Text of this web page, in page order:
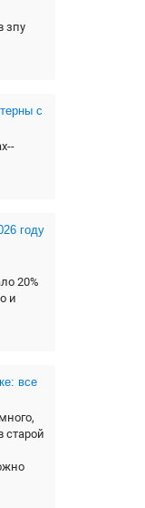
зпу
с
году
20%
и
все
старой